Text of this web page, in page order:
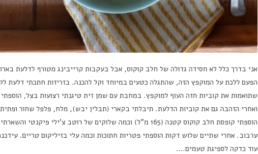
אני בדרך כלל לא חסידה גדולה של חלב קוקוס, אבל בעקבות קרייבינג מטורף לדלעת
הפעם ללכת על המוקפץ הזה, שהתגלה כטעים במיוחד וקל להכנה. בזריזות חתכתי דלעת
שתואמות את קוביות חזה העוף למוקפץ. במחבת עם שמן זית טיגנתי רצועות בצל,
ואחרי הזהבה גם את קוביות הדלעת. תיבלתי בקארי (תבלין יבש), מלח, פלפל שחור
הוספתי קופסת חלב קוקוס קטנה (165 מ”ל) וכמה שלוקים של רוטב צ’ילי
ערבוב. אחרי שתיים שלוש דקות הוספתי פטריות חתוכות וכמה עלי בזיליקום טריים.
עוד כדקה לספיגת טעמים.…